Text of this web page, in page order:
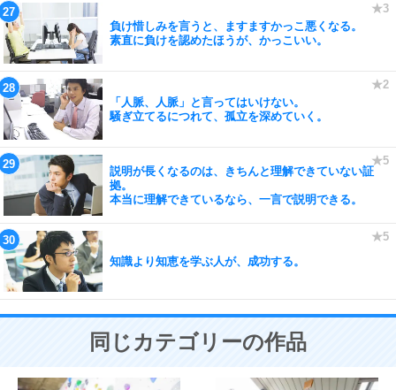
負け惜しみを言うと、ますますかっこ悪くなる。
素直に負けを認めたほうが、かっこいい。
「人脈、人脈」と言ってはいけない。
騒ぎ立てるにつれて、孤立を深めていく。
説明が長くなるのは、きちんと理解できていない証
拠。
本当に理解できているなら、一言で説明できる。
知識より知恵を学ぶ人が、成功する。
同じカテゴリーの作品